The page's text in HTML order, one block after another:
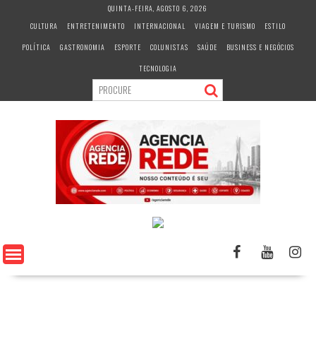
c
QUINTA-FEIRA, AGOSTO 6, 2026
CULTURA
ENTRETENIMENTO INTERNACIONAL VIAGEM E TURISMO
ESTILO
POLÍTICA
GASTRONOMIA ESPORTE COLUNISTAS SAÚDE
BUSINESS E NEGÓCIOS
TECNOLOGIA